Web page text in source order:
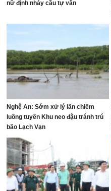
nữ định nhảy cầu tự vẫn
Nghệ An: Sớm xử lý lấn chiếm
luồng tuyến Khu neo đậu tránh trú
bão Lạch Vạn